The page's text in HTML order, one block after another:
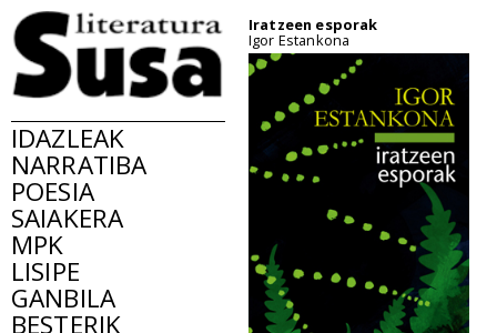
IDAZLEAK
NARRATIBA
POESIA
SAIAKERA
MPK
LISIPE
GANBILA
BESTERIK
Iratzeen esporak
Igor Estankona